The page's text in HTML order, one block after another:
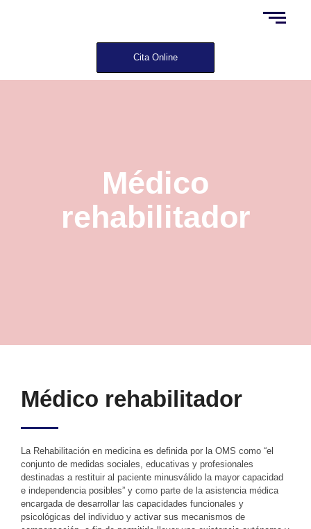
Cita Online
Médico
rehabilitador
Médico rehabilitador
La Rehabilitación en medicina es definida por la OMS como “el
conjunto de medidas sociales, educativas y profesionales
destinadas a restituir al paciente minusválido la mayor capacidad
e independencia posibles” y como parte de la asistencia médica
encargada de desarrollar las capacidades funcionales y
psicológicas del individuo y activar sus mecanismos de